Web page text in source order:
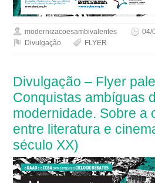
modernizacoesambivalentes
04/
Divulgação
FLYER
Divulgação – Flyer
Conquistas ambíguas
modernidade. Sobre a
entre literatura e
século XX)